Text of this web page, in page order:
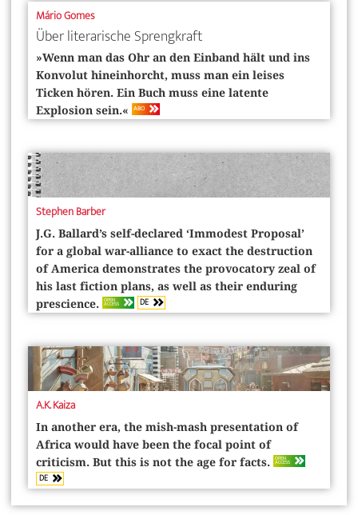
Mário Gomes
Über literarische Sprengkraft
»Wenn man das Ohr an den Einband hält und ins
Konvolut hineinhorcht, muss man ein leises
Ticken hören. Ein Buch muss eine latente
Explosion sein.« ABO
Stephen Barber
J.G. Ballard’s self-declared ‘Immodest Proposal’
for a global war-­alliance to exact the destruction
of America demonstrates the provocatory zeal of
his last fiction plans, as well as their enduring
prescience. OPEN
ACCESS DE
A.K. Kaiza
In another era, the mish-mash presentation of
Africa would have been the focal point of
criticism. But this is not the age for facts. OPEN
ACCESS
DE